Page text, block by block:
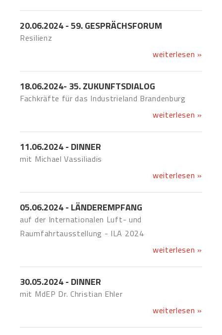
20.06.2024 - 59. GESPRÄCHSFORUM
Resilienz
weiterlesen »
18.06.2024- 35. ZUKUNFTSDIALOG
Fachkräfte für das Industrieland Brandenburg
weiterlesen »
11.06.2024 - DINNER
mit Michael Vassiliadis
weiterlesen »
05.06.2024 - LÄNDEREMPFANG
auf der Internationalen Luft- und
Raumfahrtausstellung - ILA 2024
weiterlesen »
30.05.2024 - DINNER
mit MdEP Dr. Christian Ehler
weiterlesen »